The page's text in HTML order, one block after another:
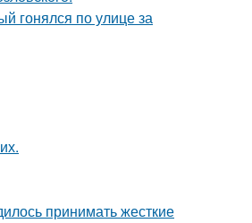
гонялся по улице за
принимать жесткие